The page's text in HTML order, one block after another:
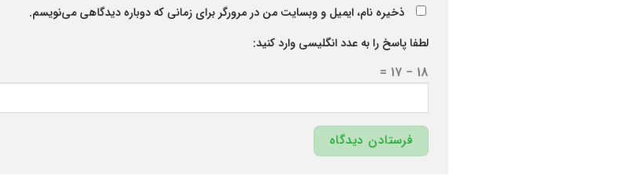
ذخیره نام، ایمیل و وبسایت من در مرورگر برای زمانی که دوباره دیدگاهی می‌نویسم.
لطفا پاسخ را به عدد انگلیسی وارد کنید:
18 − 17 =